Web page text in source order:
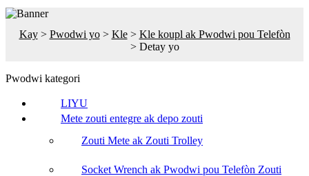
Kay> Pwodwi yo> Kle> Kle koupl ak Pwodwi pou Telefòn
> Detay yo
Pwodwi kategori
LIYU
Mete zouti entegre ak depo zouti
Zouti Mete ak Zouti Trolley
Socket Wrench ak Pwodwi pou Telefòn Zouti